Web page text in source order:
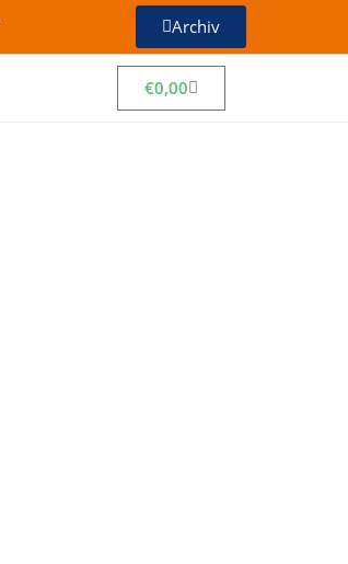
Archiv
€0,00